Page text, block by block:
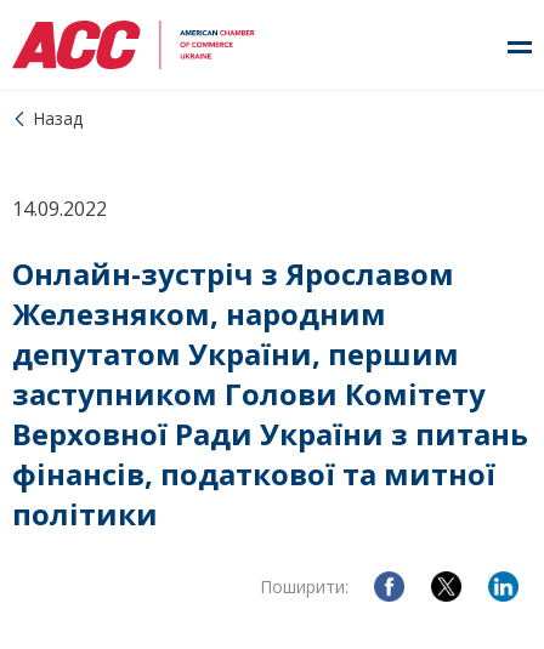
Назад
14.09.2022
Онлайн-зустріч з Ярославом
Железняком, народним
депутатом України, першим
заступником Голови Комітету
Верховної Ради України з питань
фінансів, податкової та митної
політики
Поширити: